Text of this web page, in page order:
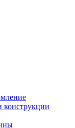
конструкции